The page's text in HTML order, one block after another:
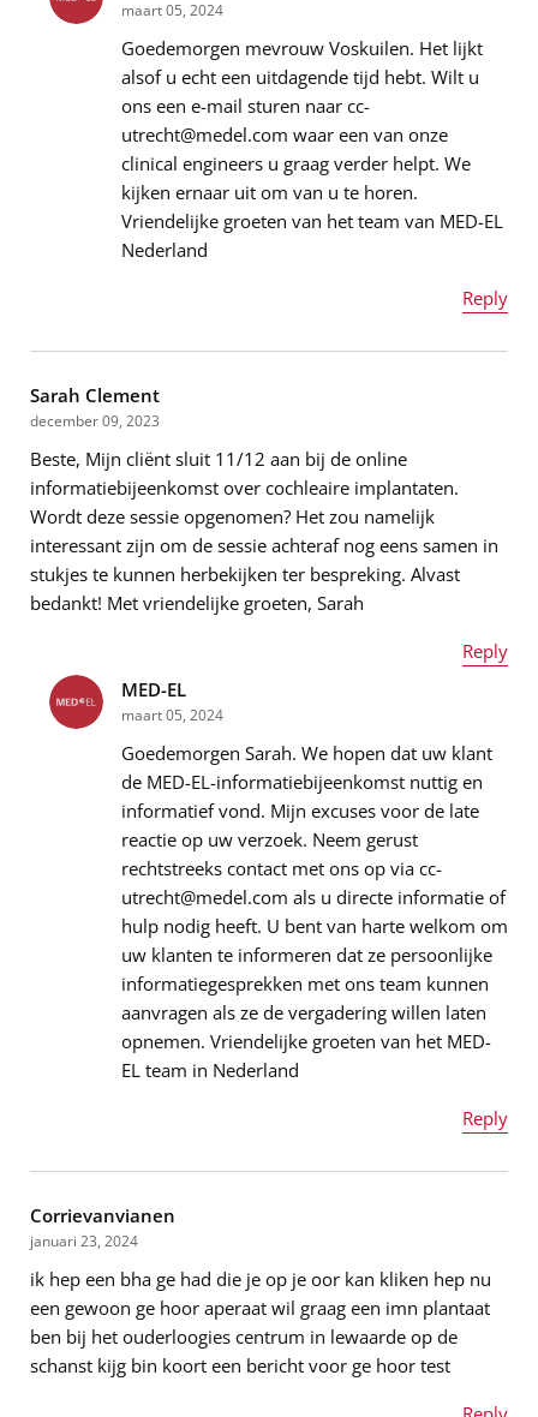
E-mailadres*
maart 05, 2024
Goedemorgen mevrouw Voskuilen. Het lijkt
alsof u echt een uitdagende tijd hebt. Wilt u
ons een e-mail sturen naar cc-
utrecht@medel.com waar een van onze
clinical engineers u graag verder helpt. We
kijken ernaar uit om van u te horen.
Vriendelijke groeten van het team van MED-EL
Nederland
Reply
E-mailadres*
Bericht *
Sarah Clement
december 09, 2023
Beste, Mijn cliënt sluit 11/12 aan bij de online
informatiebijeenkomst over cochleaire implantaten.
Wordt deze sessie opgenomen? Het zou namelijk
interessant zijn om de sessie achteraf nog eens samen in
stukjes te kunnen herbekijken ter bespreking. Alvast
bedankt! Met vriendelijke groeten, Sarah
Reply
Naam*
E-mailadres*
MED-EL
maart 05, 2024
Goedemorgen Sarah. We hopen dat uw klant
de MED-EL-informatiebijeenkomst nuttig en
informatief vond. Mijn excuses voor de late
reactie op uw verzoek. Neem gerust
rechtstreeks contact met ons op via cc-
utrecht@medel.com als u directe informatie of
hulp nodig heeft. U bent van harte welkom om
uw klanten te informeren dat ze persoonlijke
informatiegesprekken met ons team kunnen
aanvragen als ze de vergadering willen laten
opnemen. Vriendelijke groeten van het MED-
EL team in Nederland
Reply
E-mailadres *
Corrievanvianen
januari 23, 2024
ik hep een bha ge had die je op je oor kan kliken hep nu
een gewoon ge hoor aperaat wil graag een imn plantaat
ben bij het ouderloogies centrum in lewaarde op de
schanst kijg bin koort een bericht voor ge hoor test